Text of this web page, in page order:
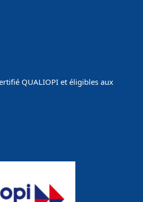
QUALIOPI et éligibles aux